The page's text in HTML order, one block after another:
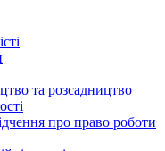
та розсадництво
про право роботи